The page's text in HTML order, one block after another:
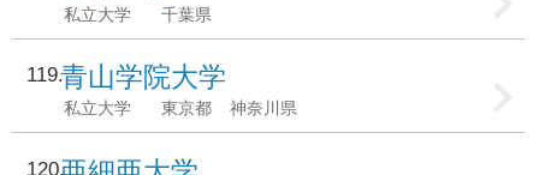
私立大学 千葉県
119青山学院大学
私立大学 東京都 神奈川県
120